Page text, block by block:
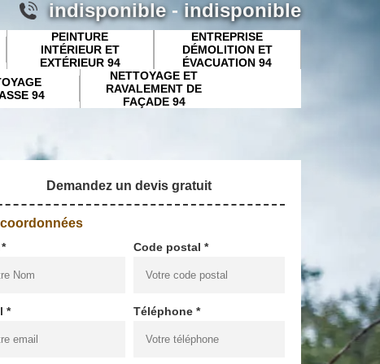
indisponible-indisponible
PEINTURE
INTÉRIEUR ET
EXTÉRIEUR 94
ENTREPRISE
DÉMOLITION ET
ÉVACUATION 94
94
NETTOYAGE ET
RAVALEMENT DE
FAÇADE 94
Demandez un devis gratuit
Code postal *
* Téléphone *